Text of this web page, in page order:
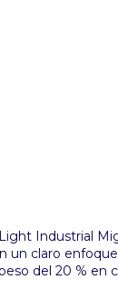
Industrial
un claro
del 20 % en